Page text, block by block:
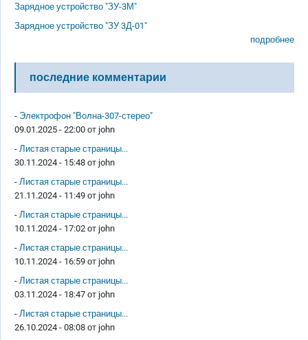
Зарядное устройство "ЗУ-3М"
Зарядное устройство "ЗУ 3Д-01"
подробнее
последние комментарии
- Электрофон "Волна-307-стерео"
09.01.2025 - 22:00 от john
- Листая старые страницы...
30.11.2024 - 15:48 от john
- Листая старые страницы...
21.11.2024 - 11:49 от john
- Листая старые страницы...
10.11.2024 - 17:02 от john
- Листая старые страницы...
10.11.2024 - 16:59 от john
- Листая старые страницы...
03.11.2024 - 18:47 от john
- Листая старые страницы...
26.10.2024 - 08:08 от john